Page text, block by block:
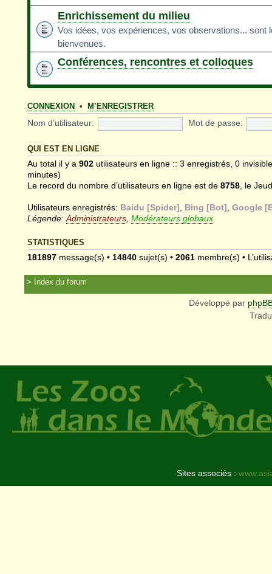
Enrichissement du milieu
Vos idées, vos expériences, vos observations... sont
bienvenues.
Conférences, rencontres et colloques
CONNEXION • M’ENREGISTRER
Nom d’utilisateur: Mot de passe:
QUI EST EN LIGNE
Au total il y a 902 utilisateurs en ligne :: 3 enregistrés, 0
minutes)
Le record du nombre d’utilisateurs en ligne est de 8758 , le
Utilisateurs enregistrés: Baidu [Spider] Bing [Bot] Google
Légende: Administrateurs Modérateurs globaux
STATISTIQUES
181897 message(s) • 14840 sujet(s) • 2061 membre(s) •
Index du forum
Développé par
Sites associés :